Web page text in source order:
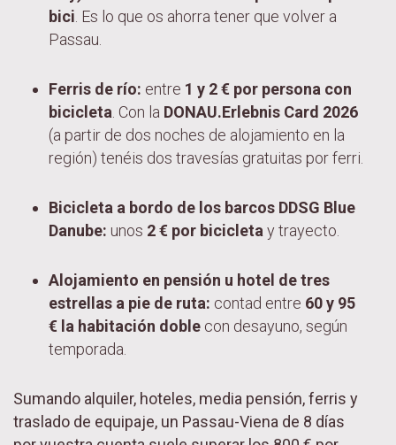
bici . Es lo que os ahorra tener que volver a
Passau.
Ferris de río: entre 1 y 2 € por persona con
bicicleta . Con la DONAU.Erlebnis Card 2026
(a partir de dos noches de alojamiento en la
región) tenéis dos travesías gratuitas por ferri.
Bicicleta a bordo de los barcos DDSG Blue
Danube: unos 2 € por bicicleta y trayecto.
Alojamiento en pensión u hotel de tres
estrellas a pie de ruta: contad entre 60 y 95
€ la habitación doble con desayuno, según
temporada.
Sumando alquiler, hoteles, media pensión, ferris y
traslado de equipaje, un Passau-Viena de 8 días